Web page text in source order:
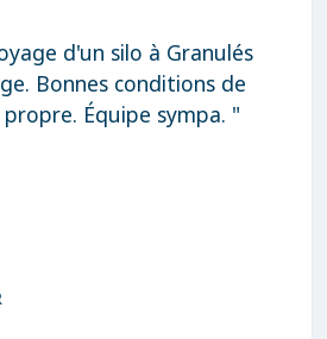
d'un silo à Granulés
Bonnes conditions de
Équipe sympa. "